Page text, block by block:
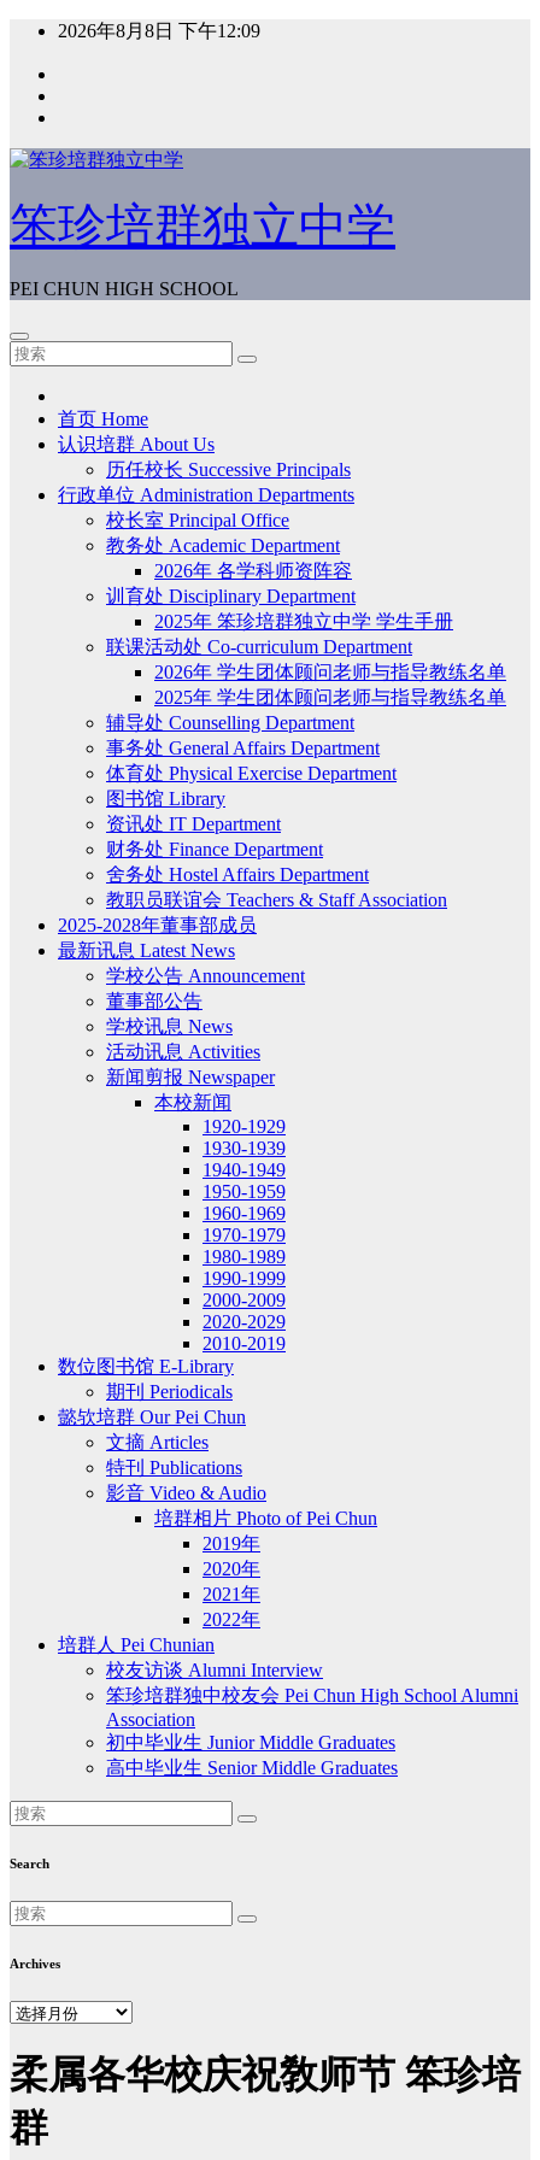
2026年8月8日 下午12:09
笨珍培群独立中学
PEI CHUN HIGH SCHOOL
首页 Home
认识培群 About Us
历任校长 Successive Principals
行政单位 Administration Departments
校长室 Principal Office
教务处 Academic Department
2026年 各学科师资阵容
训育处 Disciplinary Department
2025年 笨珍培群独立中学 学生手册
联课活动处 Co-curriculum Department
2026年 学生团体顾问老师与指导教练名单
2025年 学生团体顾问老师与指导教练名单
辅导处 Counselling Department
事务处 General Affairs Department
体育处 Physical Exercise Department
图书馆 Library
资讯处 IT Department
财务处 Finance Department
舍务处 Hostel Affairs Department
教职员联谊会 Teachers & Staff Association
2025-2028年董事部成员
最新讯息 Latest News
学校公告 Announcement
董事部公告
学校讯息 News
活动讯息 Activities
新闻剪报 Newspaper
本校新闻
1920-1929
1930-1939
1940-1949
1950-1959
1960-1969
1970-1979
1980-1989
1990-1999
2000-2009
2020-2029
2010-2019
数位图书馆 E-Library
期刊 Periodicals
懿欤培群 Our Pei Chun
文摘 Articles
特刊 Publications
影音 Video & Audio
培群相片 Photo of Pei Chun
2019年
2020年
2021年
2022年
培群人 Pei Chunian
校友访谈 Alumni Interview
笨珍培群独中校友会 Pei Chun High School Alumni
Association
初中毕业生 Junior Middle Graduates
高中毕业生 Senior Middle Graduates
Search
Archives
Archives
柔属各华校庆祝敎师节 笨珍培
群